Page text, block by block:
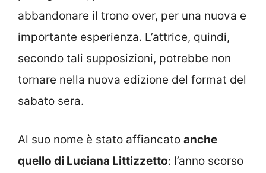
abbandonare il trono over, per una nuova e
importante esperienza. L’attrice, quindi,
secondo tali supposizioni, potrebbe non
tornare nella nuova edizione del format del
sabato sera.
Al suo nome è stato affiancato anche
quello di Luciana Littizzetto: l’anno scorso